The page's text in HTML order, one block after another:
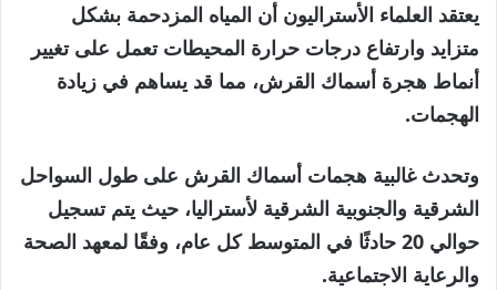
يعتقد العلماء الأستراليون أن المياه المزدحمة بشكل
متزايد وارتفاع درجات حرارة المحيطات تعمل على تغيير
أنماط هجرة أسماك القرش، مما قد يساهم في زيادة
الهجمات.
وتحدث غالبية هجمات أسماك القرش على طول السواحل
الشرقية والجنوبية الشرقية لأستراليا، حيث يتم تسجيل
حوالي 20 حادثًا في المتوسط ​​كل عام، وفقًا لمعهد الصحة
والرعاية الاجتماعية.